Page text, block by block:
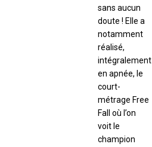
sans aucun
doute ! Elle a
notamment
réalisé,
intégralement
en apnée, le
court-
métrage Free
Fall où l’on
voit le
champion